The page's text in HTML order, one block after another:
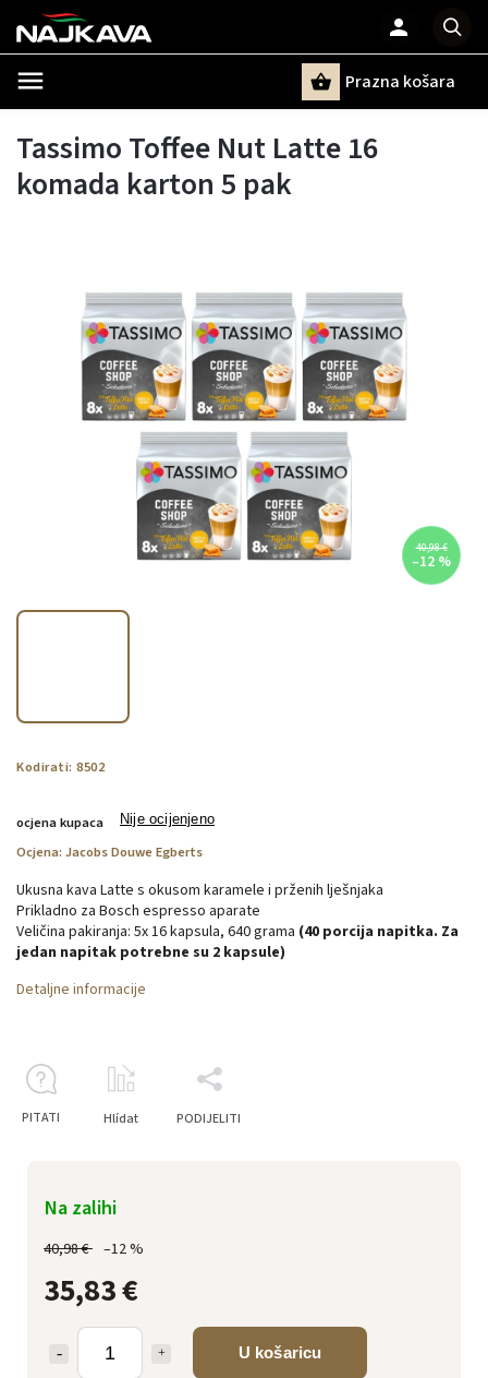
Prazna košara
Tassimo Toffee Nut Latte 16
komada karton 5 pak
40,98 €
–12 %
Kodirati: 8502
ocjena kupaca Nije ocijenjeno
Ocjena: Jacobs Douwe Egberts
40,98 € –12 %
35,83 €
U košaricu
Na zalihi
Ukusna kava Latte s okusom karamele i prženih lješnjaka
Prikladno za Bosch espresso aparate
Veličina pakiranja: 5x 16 kapsula, 640 grama (40 porcija napitka. Za
jedan napitak potrebne su 2 kapsule)
Detaljne informacije
PITATI Hlídat PODIJELITI